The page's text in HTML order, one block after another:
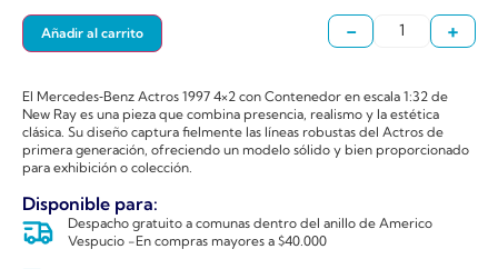
- +
Añadir al carrito
El Mercedes‑Benz Actros 1997 4×2 con Contenedor en escala 1:32 de
New Ray es una pieza que combina presencia, realismo y la estética
clásica. Su diseño captura fielmente las líneas robustas del Actros de
primera generación, ofreciendo un modelo sólido y bien proporcionado
para exhibición o colección.
Disponible para:
Despacho gratuito a comunas dentro del anillo de Americo
Vespucio -En compras mayores a $40.000